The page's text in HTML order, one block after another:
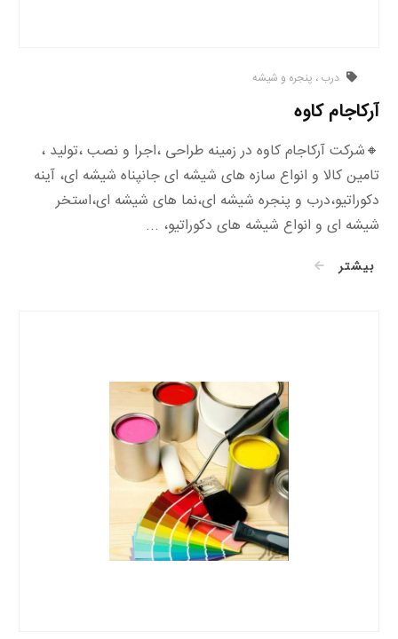
درب ، پنجره و شیشه
آرکاجام کاوه
🔸شرکت آرکاجام کاوه در زمینه طراحی ،اجرا و نصب ،تولید ،
تامین کالا و انواع سازه های شیشه ای جانپناه شیشه ای، آینه
دکوراتیو،درب و پنجره شیشه ای،نما های شیشه ای،استخر
شیشه ای و انواع شیشه های دکوراتیو، ...
بیشتر